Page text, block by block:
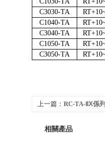
C3030-TA
C1040-TA
C3040-TA
C1050-TA
C3050-TA
上一篇： RC-TA-ⅡⅩ係
相關產品